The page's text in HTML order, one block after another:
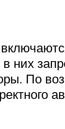
них
По